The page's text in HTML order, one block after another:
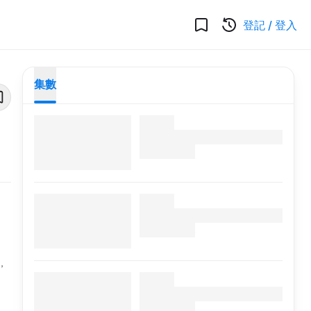
登記 / 登入
集數